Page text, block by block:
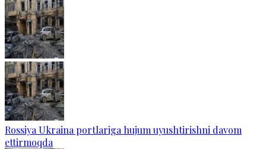
Rossiya Ukraina portlariga hujum uyushtirishni davom
ettirmoqda